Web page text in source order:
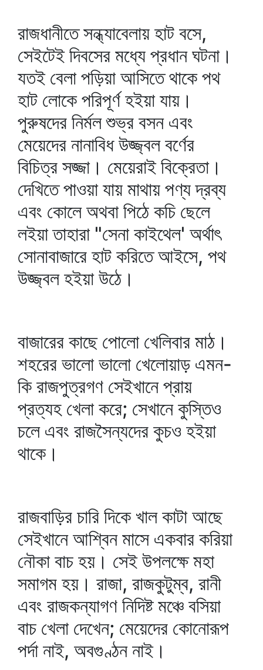
রাজধানীতে সন্ধ্যাবেলায় হাট বসে,
সেইটেই দিবসের মধ্যে প্রধান ঘটনা।
যতই বেলা পড়িয়া আসিতে থাকে পথ
হাট লোকে পরিপূর্ণ হইয়া যায়।
পুরুষদের নির্মল শুভ্র বসন এবং
মেয়েদের নানাবিধ উজ্জ্বল বর্ণের
বিচিত্র সজ্জা। মেয়েরাই বিক্রেতা।
দেখিতে পাওয়া যায় মাথায় পণ্য দ্রব্য
এবং কোলে অথবা পিঠে কচি ছেলে
লইয়া তাহারা "সেনা কাইথেল' অর্থাৎ
সোনাবাজারে হাট করিতে আইসে, পথ
উজ্জ্বল হইয়া উঠে।
বাজারের কাছে পোলো খেলিবার মাঠ।
শহরের ভালো ভালো খেলোয়াড় এমন-
কি রাজপুত্রগণ সেইখানে প্রায়
প্রত্যহ খেলা করে; সেখানে কুস্তিও
চলে এবং রাজসৈন্যদের কুচও হইয়া
থাকে।
রাজবাড়ির চারি দিকে খাল কাটা আছে
সেইখানে আশ্বিন মাসে একবার করিয়া
নৌকা বাচ হয়। সেই উপলক্ষে মহা
সমাগম হয়। রাজা, রাজকুটুম্ব, রানী
এবং রাজকন্যাগণ নিদিষ্ট মঞ্চে বসিয়া
বাচ খেলা দেখেন; মেয়েদের কোনোরূপ
পর্দা নাই, অবগুণ্ঠন নাই।